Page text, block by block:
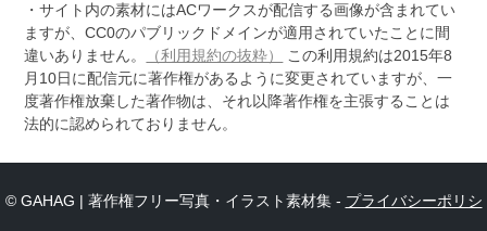
・サイト内の素材にはACワークスが配信する画像が含まれてい
ますが、CC0のパブリックドメインが適用されていたことに間
違いありません。
（利用規約の抜粋）
この利用規約は2015年8
月10日に配信元に著作権があるように変更されていますが、一
度著作権放棄した著作物は、それ以降著作権を主張することは
法的に認められておりません。
© GAHAG | 著作権フリー写真・イラスト素材集 - プライバシーポリシ